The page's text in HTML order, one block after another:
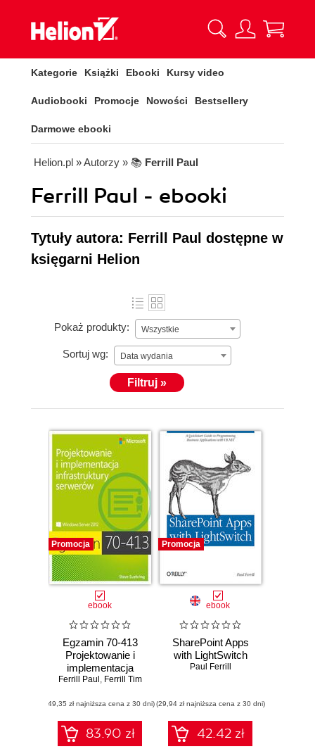
Kategorie Książki Ebooki Kursy video
Audiobooki Promocje Nowości Bestsellery
Darmowe ebooki
Helion.pl » Autorzy » 📚 Ferrill Paul
Ferrill Paul - ebooki
Tytuły autora: Ferrill Paul dostępne w
księgarni Helion
Pokaż produkty: Wszystkie
Sortuj wg: Data wydania
Filtruj »
Promocja
ebook
Egzamin 70-413
Projektowanie i
implementacja
infrastruktury
Ferrill Paul , Ferrill Tim
(49,35 zł najniższa cena z 30 dni)
83.90 zł
Promocja
ebook
SharePoint Apps
with LightSwitch
Paul Ferrill
(29,94 zł najniższa cena z 30 dni)
42.42 zł